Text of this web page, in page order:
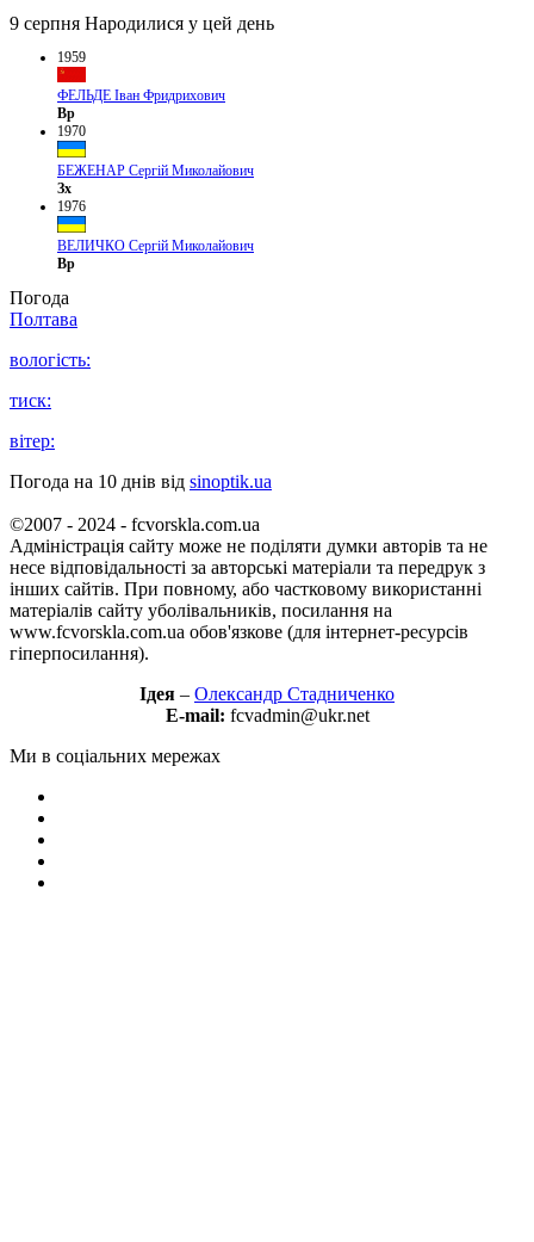
9 серпня Народилися у цей день
1959
ФЕЛЬДЕ Іван Фридрихович
Вр
1970
БЕЖЕНАР Сергій Миколайович
Зх
1976
ВЕЛИЧКО Сергій Миколайович
Вр
Погода
Полтава
вологість:
тиск:
вітер:
Погода на 10 днів від sinoptik.ua
©2007 - 2024 - fcvorskla.com.ua
Адміністрація сайту може не поділяти думки авторів та не
несе відповідальності за авторські матеріали та передрук з
інших сайтів. При повному, або частковому використанні
матеріалів сайту уболівальників, посилання на
www.fcvorskla.com.ua обов'язкове (для інтернет-ресурсів
гіперпосилання).
Ідея – Олександр Стадниченко
E-mail: fcvadmin@ukr.net
Ми в соціальних мережах